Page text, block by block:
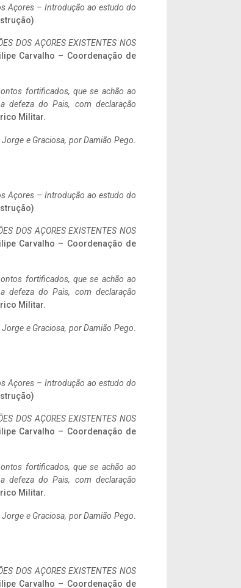
Açores – Introdução ao estudo do
DOS AÇORES EXISTENTES NOS
Carvalho – Coordenação de
fortificados, que se achão ao
defeza do Pais, com declaração
Militar.
e Graciosa, por Damião Pego.
Açores – Introdução ao estudo do
DOS AÇORES EXISTENTES NOS
Carvalho – Coordenação de
fortificados, que se achão ao
defeza do Pais, com declaração
Militar.
e Graciosa, por Damião Pego.
Açores – Introdução ao estudo do
DOS AÇORES EXISTENTES NOS
Carvalho – Coordenação de
fortificados, que se achão ao
defeza do Pais, com declaração
Militar.
e Graciosa, por Damião Pego.
DOS AÇORES EXISTENTES NOS
Carvalho – Coordenação de